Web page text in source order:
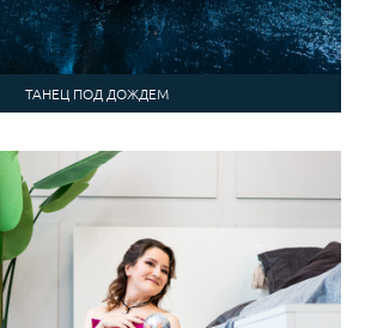
ТАНЕЦ ПОД ДОЖДЕМ